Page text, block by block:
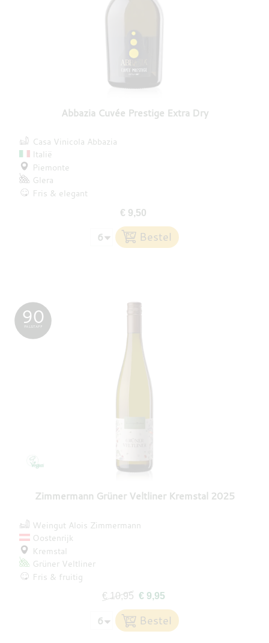
Abbazia Cuvée Prestige Extra Dry
Casa Vinicola Abbazia
Italië
Piemonte
Glera
Fris & elegant
€ 9,50
Zimmermann Grüner Veltliner Kremstal 2025
90
FALSTAFF
Weingut Alois Zimmermann
Oostenrijk
Kremstal
Grüner Veltliner
Fris & fruitig
€ 10,95 € 9,95